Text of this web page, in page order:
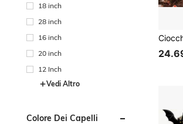
18 inch
28 inch
16 inch
20 inch
12 Inch
Vedi Altro
Colore Dei Capelli